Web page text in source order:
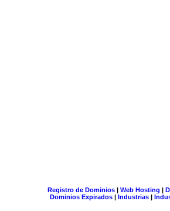
Registro de Dominios| Web Hosting |
Dominios Expirados | Industrias |